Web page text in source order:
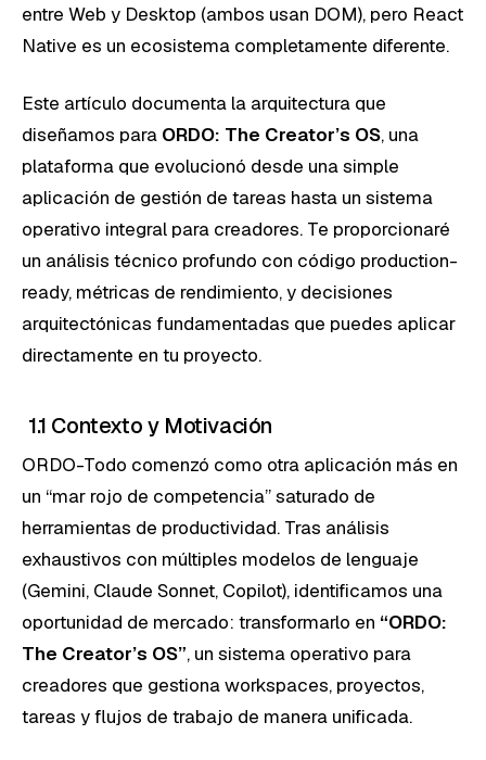
entre Web y Desktop (ambos usan DOM), pero React
Native es un ecosistema completamente diferente.
Este artículo documenta la arquitectura que
diseñamos para ORDO: The Creator’s OS, una
plataforma que evolucionó desde una simple
aplicación de gestión de tareas hasta un sistema
operativo integral para creadores. Te proporcionaré
un análisis técnico profundo con código production-
ready, métricas de rendimiento, y decisiones
arquitectónicas fundamentadas que puedes aplicar
directamente en tu proyecto.
1.1 Contexto y Motivación
ORDO-Todo comenzó como otra aplicación más en
un “mar rojo de competencia” saturado de
herramientas de productividad. Tras análisis
exhaustivos con múltiples modelos de lenguaje
(Gemini, Claude Sonnet, Copilot), identificamos una
oportunidad de mercado: transformarlo en “ORDO:
The Creator’s OS”, un sistema operativo para
creadores que gestiona workspaces, proyectos,
tareas y flujos de trabajo de manera unificada.